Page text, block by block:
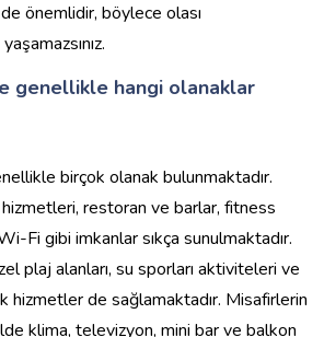
önemlidir, böylece olası
genellikle hangi olanaklar
birçok olanak bulunmaktadır.
hizmetleri, restoran ve barlar, fitness
Fi gibi imkanlar sıkça sunulmaktadır.
plaj alanları, su sporları aktiviteleri ve
hizmetler de sağlamaktadır. Misafirlerin
klima, televizyon, mini bar ve balkon